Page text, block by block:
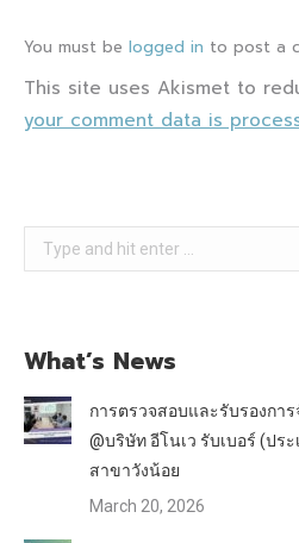
You must be logged in to post a
This site uses Akismet to
your comment data is
Search:
What’s News
การตรวจสอบและรับรองกา
@บริษัท อีโนเว รับเบอร์ (ปร
สาขาวังน้อย
March 20, 2026